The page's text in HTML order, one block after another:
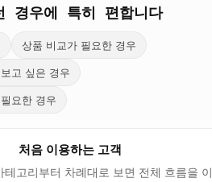
경우에 특히 편합니다
상품 비교가 필요한 경우
고 싶은 경우
요한 경우
처음 이용하는 고객
테고리부터 차례대로 보면 전체 흐름을 이